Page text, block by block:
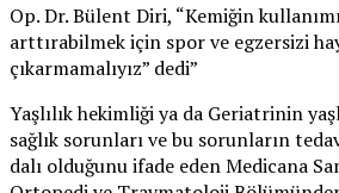
Op. Dr. Bülent Diri, “Kemiğin
arttırabilmek için spor ve egzersizi
çıkarmamalıyız” dedi”
Yaşlılık hekimliği ya da Geriatrinin
sağlık sorunları ve bu sorunların
dalı olduğunu ifade eden Medicana